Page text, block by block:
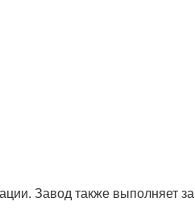
Завод также выполняет